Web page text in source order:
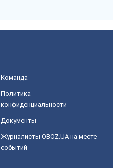
Команда
Политика
конфиденциальности
Документы
Журналисты OBOZ.UA на месте
событий